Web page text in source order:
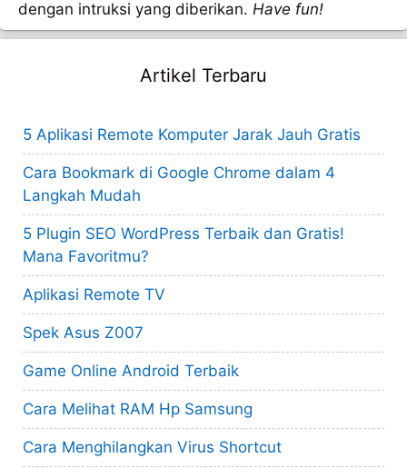
dengan intruksi yang diberikan. Have fun!
Artikel Terbaru
5 Aplikasi Remote Komputer Jarak Jauh Gratis
Cara Bookmark di Google Chrome dalam 4
Langkah Mudah
5 Plugin SEO WordPress Terbaik dan Gratis!
Mana Favoritmu?
Aplikasi Remote TV
Spek Asus Z007
Game Online Android Terbaik
Cara Melihat RAM Hp Samsung
Cara Menghilangkan Virus Shortcut